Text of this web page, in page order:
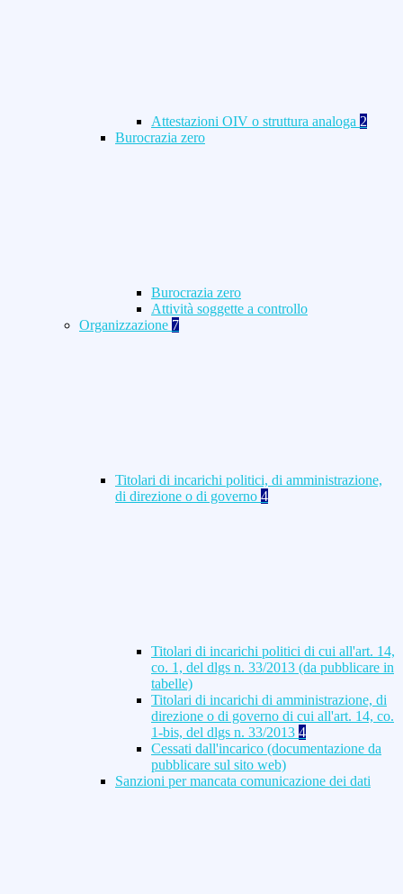
Attestazioni OIV o struttura analoga 2
Burocrazia zero
Burocrazia zero
Attività soggette a controllo
Organizzazione 7
Titolari di incarichi politici, di amministrazione,
di direzione o di governo 4
Titolari di incarichi politici di cui all'art. 14,
co. 1, del dlgs n. 33/2013 (da pubblicare in
tabelle)
Titolari di incarichi di amministrazione, di
direzione o di governo di cui all'art. 14, co.
1-bis, del dlgs n. 33/2013 4
Cessati dall'incarico (documentazione da
pubblicare sul sito web)
Sanzioni per mancata comunicazione dei dati